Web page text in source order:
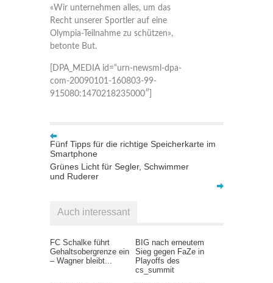
«Wir unternehmen alles, um das
Recht unserer Sportler auf eine
Olympia-Teilnahme zu schützen»,
betonte But.
[DPA_MEDIA id=“urn-newsml-dpa-
com-20090101-160803-99-
915080:1470218235000″]
Fünf Tipps für die richtige Speicherkarte im
Smartphone
Grünes Licht für Segler, Schwimmer
und Ruderer
Auch interessant
FC Schalke führt
Gehaltsobergrenze ein
– Wagner bleibt...
BIG nach erneutem
Sieg gegen FaZe in
Playoffs des
cs_summit